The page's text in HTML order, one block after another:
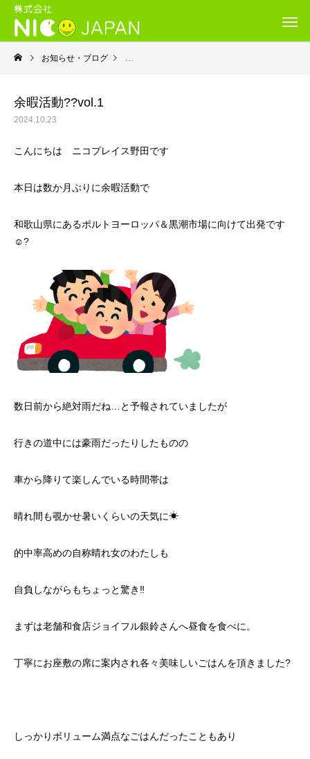
お知らせ・ブログ 就労継続支援Ｂ型・ニコプレイス
余暇活動??vol.1
2024.10.23
こんにちは ニコプレイス野田です
本日は数か月ぶりに余暇活動で
和歌山県にあるポルトヨーロッパ＆黒潮市場に向けて出発です
☺️?
数日前から絶対雨だね…と予報されていましたが
行きの道中には豪雨だったりしたものの
車から降りて楽しんでいる時間帯は
晴れ間も覗かせ暑いくらいの天気に☀
的中率高めの自称晴れ女のわたしも
自負しながらもちょっと驚き‼️
まずは老舗和食店ジョイフル銀鈴さんへ昼食を食べに。
丁寧にお座敷の席に案内され各々美味しいごはんを頂きました?
しっかりボリューム満点なごはんだったこともあり